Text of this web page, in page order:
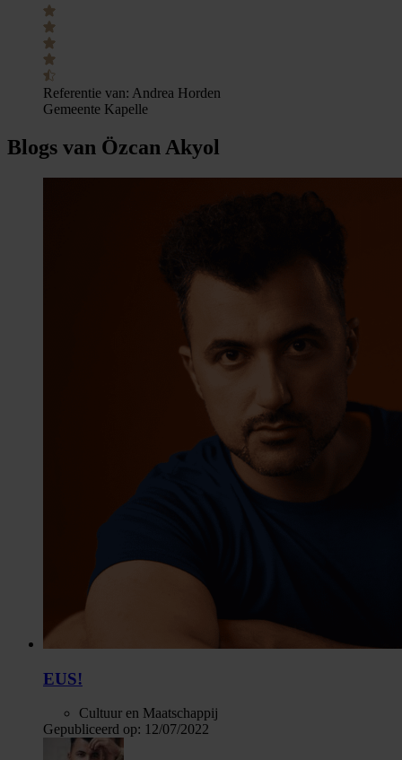
Referentie van: Andrea Horden
Gemeente Kapelle
Blogs van Özcan Akyol
EUS!
Cultuur en Maatschappij
Gepubliceerd op: 12/07/2022